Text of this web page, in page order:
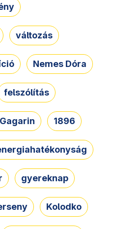
változás
Nemes Dóra
felszólítás
1896
gyereknap
Kolodko